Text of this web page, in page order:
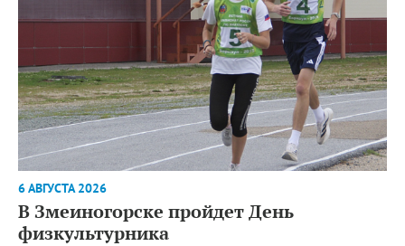
6 АВГУСТА 2026
В Змеиногорске пройдет День
физкультурника